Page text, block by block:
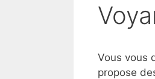
Vous vous
propose